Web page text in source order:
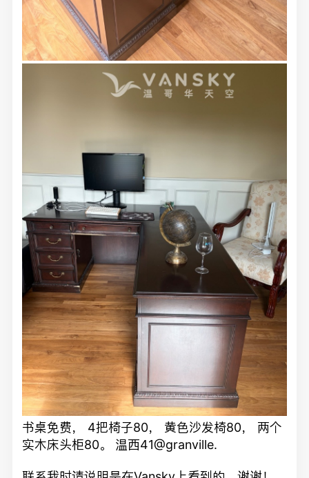
书桌免费， 4把椅子80， 黄色沙发椅80， 两个
实木床头柜80。 温西41@granville.